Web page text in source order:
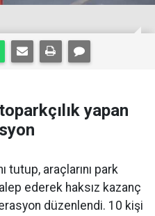
yapan
tutup, araçlarını park
ederek haksız kazanç
düzenlendi. 10 kişi